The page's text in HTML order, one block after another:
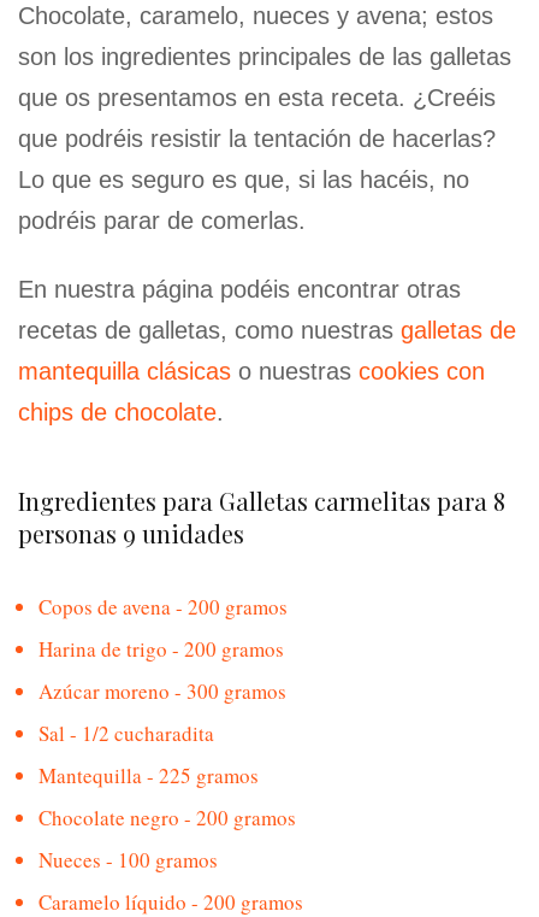
Chocolate, caramelo, nueces y avena; estos
son los ingredientes principales de las galletas
que os presentamos en esta receta. ¿Creéis
que podréis resistir la tentación de hacerlas?
Lo que es seguro es que, si las hacéis, no
podréis parar de comerlas.
En nuestra página podéis encontrar otras
recetas de galletas, como nuestras galletas de
mantequilla clásicas o nuestras cookies con
chips de chocolate.
Ingredientes para Galletas carmelitas para 8
personas 9 unidades
Copos de avena - 200 gramos
Harina de trigo - 200 gramos
Azúcar moreno - 300 gramos
Sal - 1/2 cucharadita
Mantequilla - 225 gramos
Chocolate negro - 200 gramos
Nueces - 100 gramos
Caramelo líquido - 200 gramos